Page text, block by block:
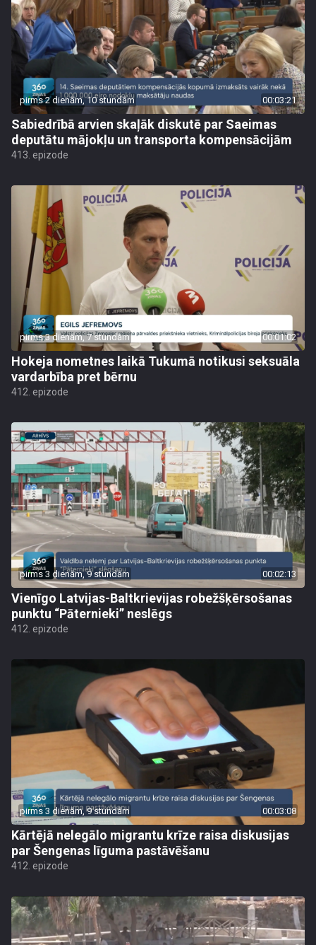
pirms 2 dienām, 10 stundām 00:03:21
Sabiedrībā arvien skaļāk diskutē par Saeimas
deputātu mājokļu un transporta kompensācijām
413. epizode
pirms 3 dienām, 7 stundām 00:01:02
Hokeja nometnes laikā Tukumā notikusi seksuāla
vardarbība pret bērnu
412. epizode
pirms 3 dienām, 9 stundām 00:02:13
Vienīgo Latvijas-Baltkrievijas robežšķērsošanas
punktu “Pāternieki” neslēgs
412. epizode
pirms 3 dienām, 9 stundām 00:03:08
Kārtējā nelegālo migrantu krīze raisa diskusijas
par Šengenas līguma pastāvēšanu
412. epizode